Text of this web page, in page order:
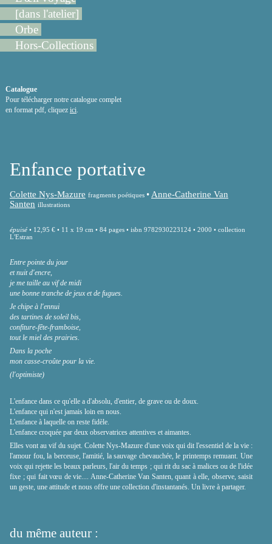
[dans l'atelier]
Orbe
Hors-Collections
Catalogue
Pour télécharger notre catalogue complet
en format pdf, cliquez ici
Enfance portative
Colette Nys-Mazure fragments poétiques • Anne-Catherine Van
Santen illustrations
épuisé • 12,95 € • 11 x 19 cm • 84 pages • isbn 9782930223124 • 2000 • collection
L'Estran
Entre pointe du jour
et nuit d'encre,
je me taille au vif de midi
une bonne tranche de jeux et de fugues.
Je chipe à l'ennui
des tartines de soleil bis,
confiture-fête-framboise,
tout le miel des prairies.
Dans la poche
mon casse-croûte pour la vie.
(l'optimiste)
L'enfance dans ce qu'elle a d'absolu, d'entier, de grave ou de doux.
L'enfance qui n'est jamais loin en nous.
L'enfance à laquelle on reste fidèle.
L'enfance croquée par deux observatrices attentives et aimantes.
Elles vont au vif du sujet. Colette Nys-Mazure d'une voix qui dit l'essentiel de la vie :
l'amour fou, la berceuse, l'amitié, la sauvage chevauchée, le printemps remuant. Une
voix qui rejette les beaux parleurs, l'air du temps ; qui rit du sac à malices ou de l'idée
fixe ; qui fait vœu de vie.... Anne-Catherine Van Santen, quant à elle, observe, saisit
un geste, une attitude et nous offre une collection d'instantanés. Un livre à partager.
du même auteur :